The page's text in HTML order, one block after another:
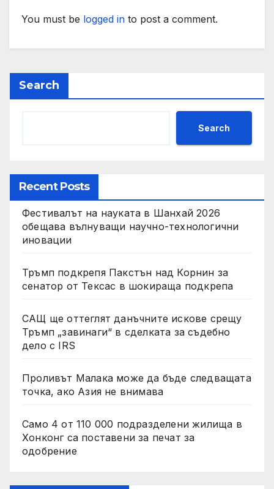
You must be logged in to post a comment.
Search
Search
Recent Posts
Фестивалът на науката в Шанхай 2026
обещава вълнуващи научно-технологични
иновации
Тръмп подкрепя Пакстън над Корнин за
сенатор от Тексас в шокираща подкрепа
САЩ ще оттеглят данъчните искове срещу
Тръмп „завинаги“ в сделката за съдебно
дело с IRS
Проливът Малака може да бъде следващата
точка, ако Азия не внимава
Само 4 от 110 000 подразделени жилища в
Хонконг са поставени за печат за
одобрение